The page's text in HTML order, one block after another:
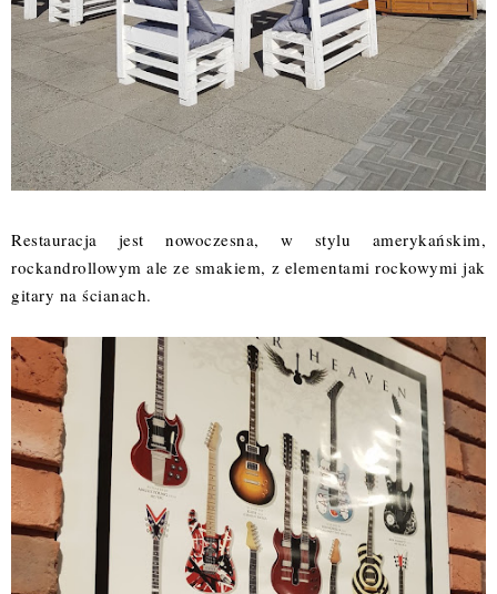
Restauracja jest nowoczesna, w stylu amerykańskim,
rockandrollowym ale ze smakiem, z elementami rockowymi jak
gitary na ścianach.